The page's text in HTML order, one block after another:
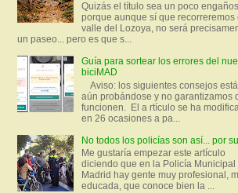
Quizás el título sea un poco
porque aunque sí que recorreremos
valle del Lozoya, no será
un paseo... pero es que s...
Guía para sortear los errores del
biciMAD
Aviso: los siguientes consejos
aún probándose y no garantizamos
funcionen. El a rtículo se ha
en 26 ocasiones a pa...
No todos los policías son así... por
Me gustaría empezar este artículo
diciendo que en la Policía Municipal
Madrid hay gente muy profesional,
educada, que conoce bien la ...